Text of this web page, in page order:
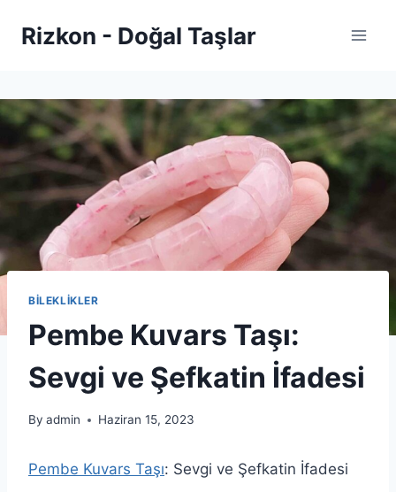
Rizkon - Doğal Taşlar
BİLEKLİKLER
Pembe Kuvars Taşı:
Sevgi ve Şefkatin İfadesi
By admin Haziran 15, 2023
Pembe Kuvars Taşı: Sevgi ve Şefkatin İfadesi